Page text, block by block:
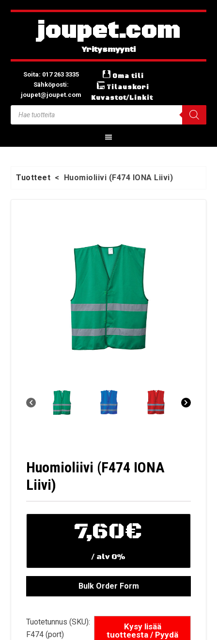
joupet.com
Soita: 017 263 3335
Sähköposti:
joupet@joupet.com
Oma tili
Tilauskori
Kuvastot/Linkit
Tuotteet < Huomioliivi (F474 IONA Liivi)
Huomioliivi (F474 IONA
Liivi)
7,60€
/ alv 0%
Tuotetunnus (SKU):
F474 (port)